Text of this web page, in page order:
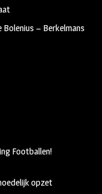
Bolenius – Berkelmans
Footballen!
opzet